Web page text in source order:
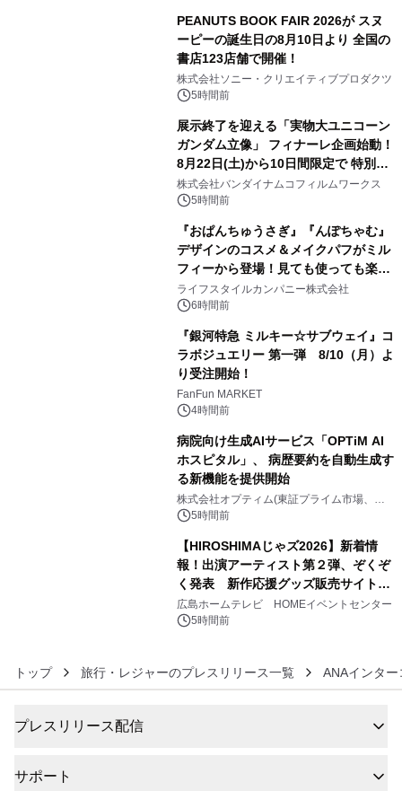
PEANUTS BOOK FAIR 2026が スヌ
ーピーの誕生日の8月10日より 全国の
書店123店舗で開催！
株式会社ソニー・クリエイティブプロダクツ
5時間前
展示終了を迎える「実物大ユニコーン
ガンダム立像」 フィナーレ企画始動！
8月22日(土)から10日間限定で 特別映
像『UNICORN GUNDAM Statue ―
BEYOND POSSIBILITY ―』を上映！
株式会社バンダイナムコフィルムワークス
5時間前
『おぱんちゅうさぎ』『んぽちゃむ』
デザインのコスメ＆メイクパフがミル
フィーから登場！見ても使っても楽し
い、ポップでキュートなコレクショ
ン。
ライフスタイルカンパニー株式会社
6時間前
『銀河特急 ミルキー☆サブウェイ』コ
ラボジュエリー 第一弾 8/10（月）よ
り受注開始！
FanFun MARKET
4時間前
病院向け生成AIサービス「OPTiM AI
ホスピタル」、 病歴要約を自動生成す
る新機能を提供開始
株式会社オプティム(東証プライム市場、コ
ード：3694)
5時間前
【HIROSHIMAじゃズ2026】新着情
報！出演アーティスト第２弾、ぞくぞ
く発表 新作応援グッズ販売サイトも
同時オープンします！
広島ホームテレビ HOMEイベントセンター
5時間前
トップ 旅行・レジャーのプレスリリース一覧 ANAインタ
プレスリリース配信
サポート